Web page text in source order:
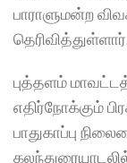
பாராளுமன்ற
புத்தளம்
எதிர்நோக்கும்
பாதுகாப்பு